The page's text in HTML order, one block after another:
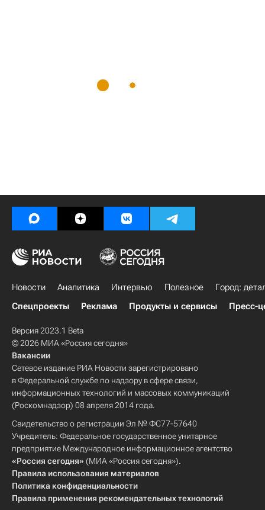
Новости Аналитика Интервью Полезное
Город:
Спецпроекты
Реклама Продукты и сервисы Пресс-
Версия 2023.1 Beta
© 2026 МИА «Россия сегодня»
Вакансии
Сетевое издание РИА Новости зарегистрировано
в Федеральной службе по надзору в сфере связи,
информационных технологий и массовых коммуникаций
(Роскомнадзор) 08 апреля 2014 года.
Свидетельство о регистрации Эл № ФС77-57640
Учредитель: Федеральное государственное унитарное
предприятие Международное информационное агентство
«Россия сегодня» (МИА «Россия сегодня»).
Правила использования материалов
Политика конфиденциальности
Правила применения рекомендательных технологий